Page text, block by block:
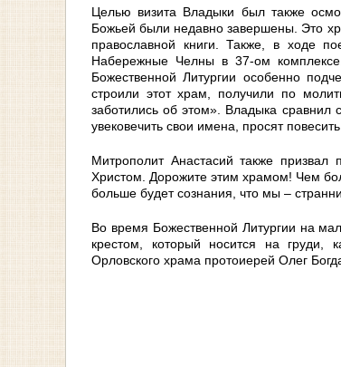
Целью визита Владыки был также
Божьей были недавно завершены. Это
православной книги. Также, в ходе
Набережные Челны в 37-ом
Божественной Литургии особенно
строили этот храм, получили по
заботились об этом». Владыка
увековечить свои имена, просят
Митрополит Анастасий также
Христом. Дорожите этим храмом! Чем
больше будет сознания, что мы –
Во время Божественной Литургии на
крестом, который носится на груди,
Орловского храма протоиерей Олег